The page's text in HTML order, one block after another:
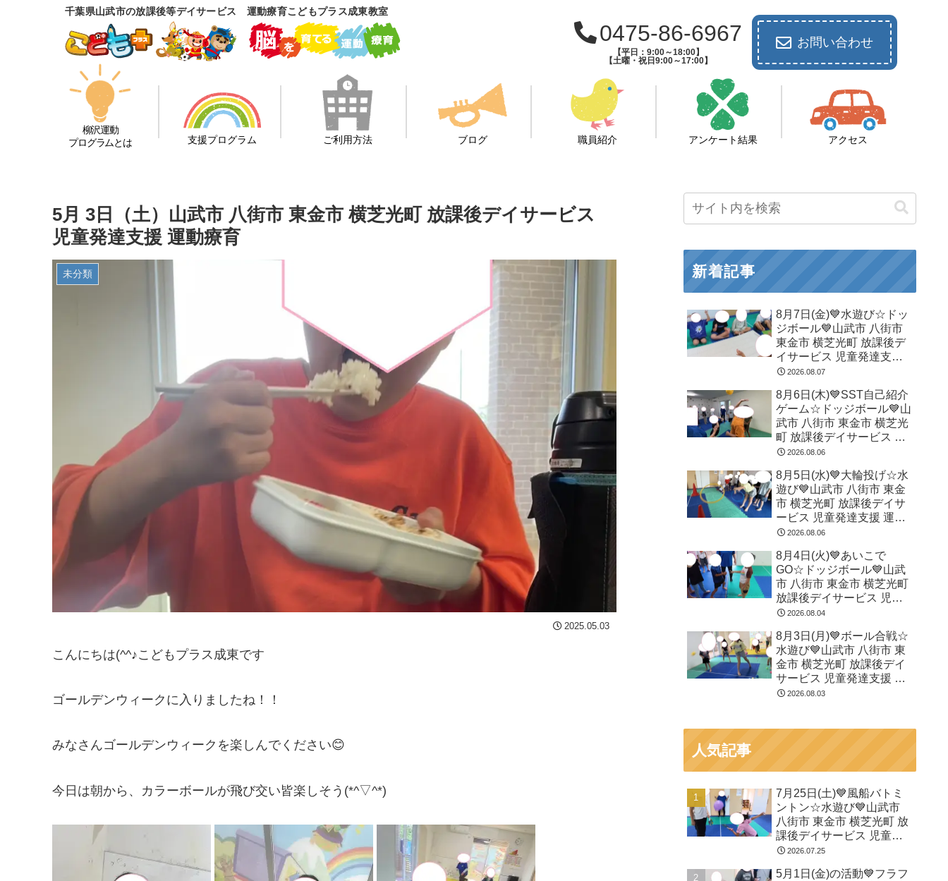
千葉県山武市の放課後等デイサービス 運動療育こどもプラス成東教室
0475-86-6967
【平日：9:00～18:00】
【土曜・祝日9:00～17:00】
お問い合わせ
柳沢運動
プログラムとは
支援プログラム ご利用方法 ブログ 職員紹介 アンケート結果 アクセス
5月 3日（土）山武市 八街市 東金市 横芝光町 放課後デイサービス
児童発達支援 運動療育
未分類
2025.05.03
こんにちは(^^♪こどもプラス成東です
ゴールデンウィークに入りましたね！！
みなさんゴールデンウィークを楽しんでください😊
今日は朝から、カラーボールが飛び交い皆楽しそう(*^▽^*)
新着記事
8月7日(金)💙水遊び☆ドッ
ジボール💙山武市 八街市
東金市 横芝光町 放課後デ
イサービス 児童発達支援
運動療育
2026.08.07
8月6日(木)💙SST自己紹介
ゲーム☆ドッジボール💙山
武市 八街市 東金市 横芝光
町 放課後デイサービス 児
童発達支援 運動療育
2026.08.06
8月5日(水)💙大輪投げ☆水
遊び💙山武市 八街市 東金
市 横芝光町 放課後デイサ
ービス 児童発達支援 運動
療育2026.08.06
8月4日(火)💙あいこで
GO☆ドッジボール💙山武
市 八街市 東金市 横芝光町
放課後デイサービス 児童
発達支援 運動療育
2026.08.04
8月3日(月)💙ボール合戦☆
水遊び💙山武市 八街市 東
金市 横芝光町 放課後デイ
サービス 児童発達支援 運
動療育
2026.08.03
人気記事
7月25日(土)💙風船バトミ
ントン☆水遊び💙山武市
八街市 東金市 横芝光町 放
課後デイサービス 児童発
達支援 運動療育
2026.07.25
5月1日(金)の活動💙フラフ